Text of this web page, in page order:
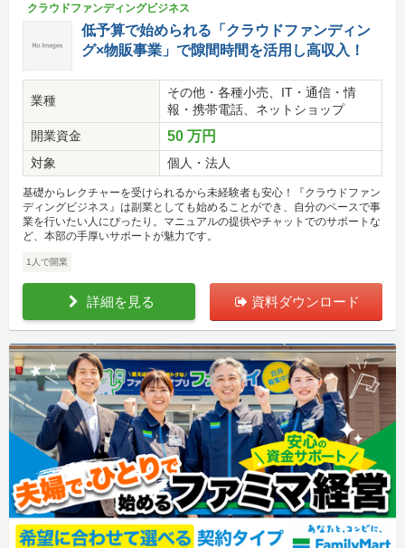
クラウドファンディングビジネス
低予算で始められる「クラウドファンディン
グ×物販事業」で隙間時間を活用し高収入！
業種
その他・各種小売、IT・通信・情
報・携帯電話、ネットショップ
開業資金
50 万円
対象 個人・法人
基礎からレクチャーを受けられるから未経験者も安心！『クラウドファン
ディングビジネス』は副業としても始めることができ、自分のペースで事
業を行いたい人にぴったり。マニュアルの提供やチャットでのサポートな
ど、本部の手厚いサポートが魅力です。
1人で開業
詳細を見る 資料ダウンロード